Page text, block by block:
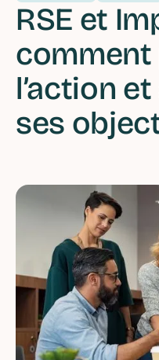
RSE et
comment
l’action
ses